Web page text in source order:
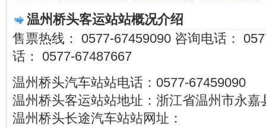
温州桥头客运站站概况介绍
售票热线： 0577-67459090 咨询电话：
话： 0577-67487667
温州桥头汽车站站电话：0577-67459090
温州桥头客运站站地址：浙江省温州市永嘉
温州桥头长途汽车站站网址：